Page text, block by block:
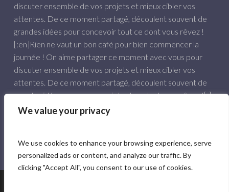
We value your privacy
We use cookies to enhance your browsing experience, serve
personalized ads or content, and analyze our traffic. By
clicking "Accept All", you consent to our use of cookies.
discuter ensemble de vos projets et mieux cibler vos
attentes. De ce moment partagé, découlent souvent de
grandes idées pour concevoir tout ce dont vous rêvez !
[:en]Rien ne vaut un bon café pour bien commencer la
journée ! On aime partager ce moment avec vous pour
discuter ensemble de vos projets et mieux cibler vos
attentes. De ce moment partagé, découlent souvent de
grandes idées pour concevoir tout ce dont vous rêvez ![:]